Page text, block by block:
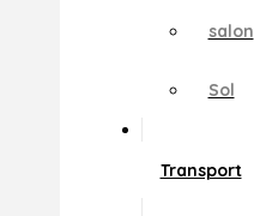
salon
Sol
Transport